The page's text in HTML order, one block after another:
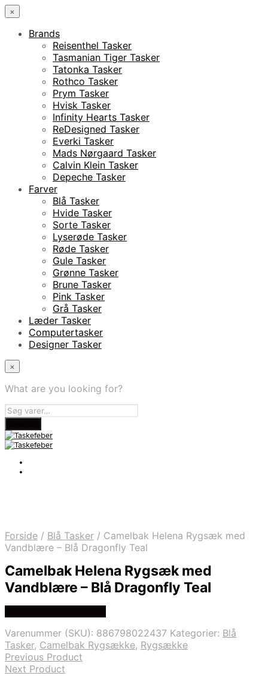
×
Brands
Reisenthel Tasker
Tasmanian Tiger Tasker
Tatonka Tasker
Rothco Tasker
Prym Tasker
Hvisk Tasker
Infinity Hearts Tasker
ReDesigned Tasker
Everki Tasker
Mads Nørgaard Tasker
Calvin Klein Tasker
Depeche Tasker
Farver
Blå Tasker
Hvide Tasker
Sorte Tasker
Lyserøde Tasker
Røde Tasker
Gule Tasker
Grønne Tasker
Brune Tasker
Pink Tasker
Grå Tasker
Læder Tasker
Computertasker
Designer Tasker
×
What are you looking for?
Forside / Blå Tasker / Camelbak Helena Rygsæk med
Vandblære – Blå Dragonfly Teal
Camelbak Helena Rygsæk med
Vandblære – Blå Dragonfly Teal
Varenummer (SKU): 886798022437 Kategorier: Blå
Tasker, Camelbak Rygsække, Rygsække
Previous Product
Next Product